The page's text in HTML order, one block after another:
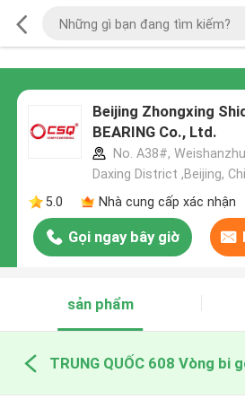
Beijing Zhongxing
BEARING Co., Ltd.
No. A38#,
Daxing District ,Beijing,
5.0
Nhà cung cấp xác nhận
Gọi ngay bây giờ
sản phẩm
TRUNG QUỐC 608 Vòng bi